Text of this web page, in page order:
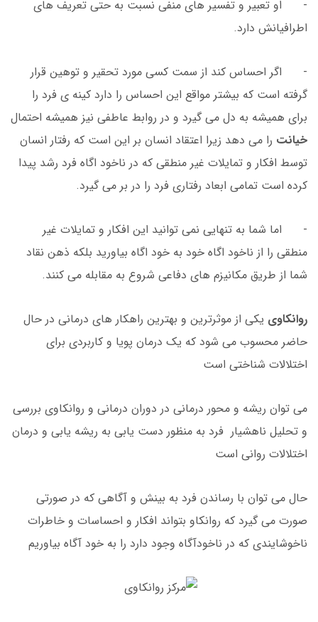
- او تعبیر و تفسیر های منفی نسبت به حتی تعریف های
اطرافیانش دارد.
- اگر احساس کند از سمت کسی مورد تحقیر و توهین قرار
گرفته است که بیشتر مواقع این احساس را دارد کینه ی فرد را
برای همیشه به دل می گیرد و در روابط عاطفی نیز همیشه احتمال
خیانت را می دهد زیرا اعتقاد انسان بر این است که رفتار انسان
توسط افکار و تمایلات غیر منطقی که در ناخود اگاه فرد رشد پیدا
کرده است تمامی ابعاد رفتاری فرد را در بر می گیرد.
- اما شما به تنهایی نمی توانید این افکار و تمایلات غیر
منطقی را از ناخود اگاه خود به خود اگاه بیاورید بلکه ذهن نقاد
شما از طریق مکانیزم های دفاعی شروع به مقابله می کنند.
روانکاوی یکی از موثرترین و بهترین راهکار های درمانی در حال
حاضر محسوب می شود که یک درمان پویا و کاربردی برای
اختلالات شناختی است
می توان ریشه و محور درمانی در دوران درمانی و روانکاوی بررسی
و تحلیل ناهشیار فرد به منظور دست یابی به ریشه یابی و درمان
اختلالات روانی است
حال می توان با رساندن فرد به بینش و آگاهی که در صورتی
صورت می گیرد که روانکاو بتواند افکار و احساسات و خاطرات
ناخوشایندی که در ناخودآگاه وجود دارد را به خود آگاه بیاوریم